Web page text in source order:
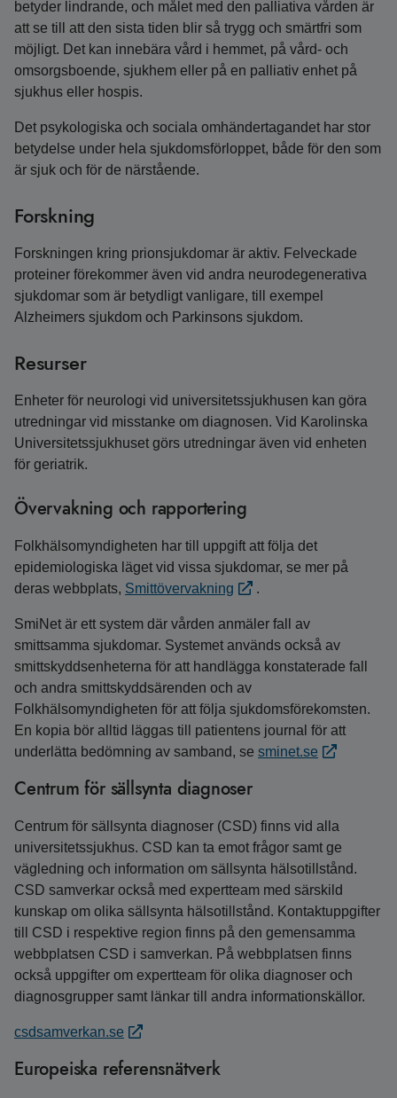
betyder lindrande, och målet med den palliativa vården är
att se till att den sista tiden blir så trygg och smärtfri som
möjligt. Det kan innebära vård i hemmet, på vård- och
omsorgsboende, sjukhem eller på en palliativ enhet på
sjukhus eller hospis.
Det psykologiska och sociala omhändertagandet har stor
betydelse under hela sjukdomsförloppet, både för den som
är sjuk och för de närstående.
Forskning
Forskningen kring prionsjukdomar är aktiv. Felveckade
proteiner förekommer även vid andra neurodegenerativa
sjukdomar som är betydligt vanligare, till exempel
Alzheimers sjukdom och Parkinsons sjukdom.
Resurser
Enheter för neurologi vid universitetssjukhusen kan göra
utredningar vid misstanke om diagnosen. Vid Karolinska
Universitetssjukhuset görs utredningar även vid enheten
för geriatrik.
Övervakning och rapportering
Folkhälsomyndigheten har till uppgift att följa det
epidemiologiska läget vid vissa sjukdomar, se mer på
deras webbplats, Smittövervakning .
SmiNet är ett system där vården anmäler fall av
smittsamma sjukdomar. Systemet används också av
smittskyddsenheterna för att handlägga konstaterade fall
och andra smittskyddsärenden och av
Folkhälsomyndigheten för att följa sjukdomsförekomsten.
En kopia bör alltid läggas till patientens journal för att
underlätta bedömning av samband, se sminet.se
Centrum för sällsynta diagnoser
Centrum för sällsynta diagnoser (CSD) finns vid alla
universitetssjukhus. CSD kan ta emot frågor samt ge
vägledning och information om sällsynta hälsotillstånd.
CSD samverkar också med expertteam med särskild
kunskap om olika sällsynta hälsotillstånd. Kontaktuppgifter
till CSD i respektive region finns på den gemensamma
webbplatsen CSD i samverkan. På webbplatsen finns
också uppgifter om expertteam för olika diagnoser och
diagnosgrupper samt länkar till andra informationskällor.
csdsamverkan.se
Europeiska referensnätverk